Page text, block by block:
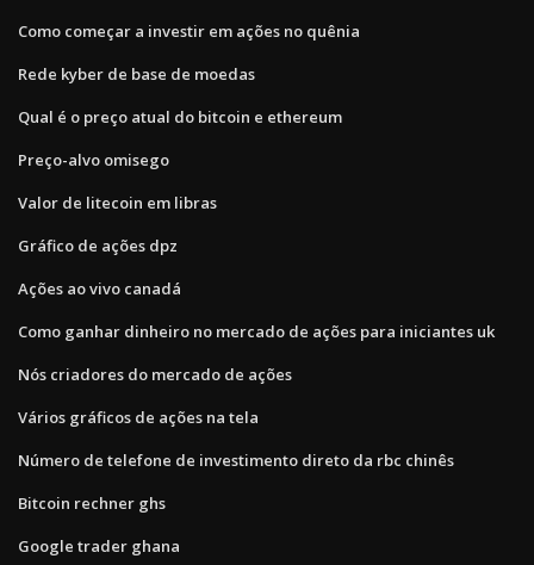
Como começar a investir em ações no quênia
Rede kyber de base de moedas
Qual é o preço atual do bitcoin e ethereum
Preço-alvo omisego
Valor de litecoin em libras
Gráfico de ações dpz
Ações ao vivo canadá
Como ganhar dinheiro no mercado de ações para iniciantes uk
Nós criadores do mercado de ações
Vários gráficos de ações na tela
Número de telefone de investimento direto da rbc chinês
Bitcoin rechner ghs
Google trader ghana